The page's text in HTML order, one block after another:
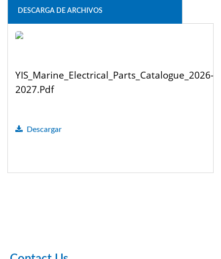
DESCARGA DE ARCHIVOS
YIS_Marine_Electrical_Parts_Catalogue_2026-
2027.pdf
Descargar